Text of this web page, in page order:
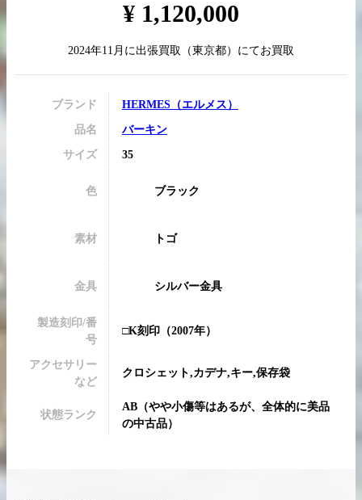
買取実績はこちらから
¥ 1,120,000
2024年11月 に出張買取 （東京都）にてお買取
ブランド HERMES （エルメス ）
品名 バーキン
サイズ 35
色 ブラック
素材 トゴ
金具 シルバー金具
製造刻印/番
号
□K刻印 （2007年）
アクセサリー
など
クロシェット,カデナ,キー,保存袋
状態ランク
AB （やや小傷等はあるが、全体的に美品
の中古品）